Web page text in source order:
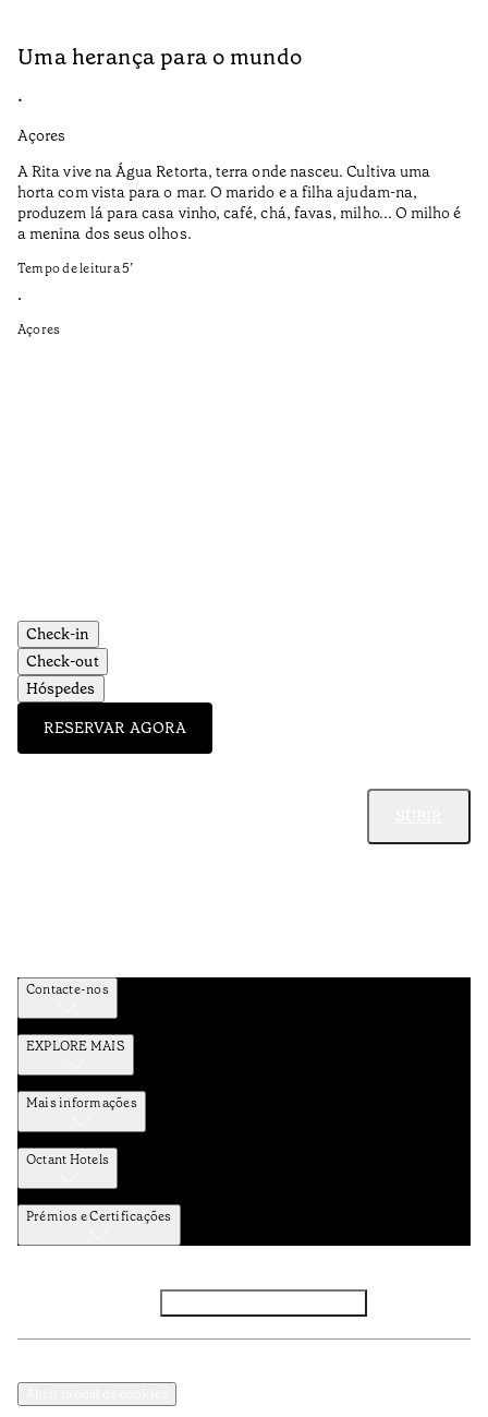
Uma herança para o mundo
•
Açores
A Rita vive na Água Retorta, terra onde nasceu. Cultiva uma
horta com vista para o mar. O marido e a filha ajudam-na,
produzem lá para casa vinho, café, chá, favas, milho... O milho é
a menina dos seus olhos.
Tempo de leitura5’
•
Açores
Check-in
Check-out
Hóspedes
RESERVAR AGORA
Contacte-nos
EXPLORE MAIS
Mais informações
Octant Hotels
Prémios e Certificações